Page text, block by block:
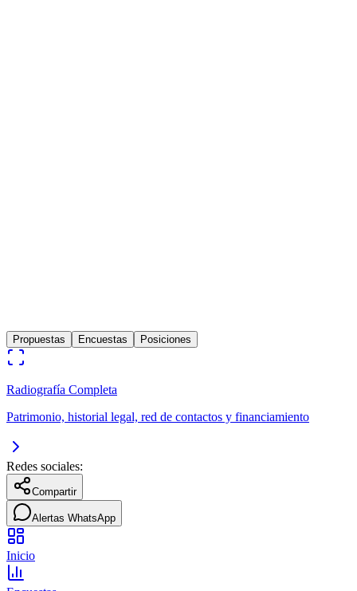
Propuestas Encuestas Posiciones
Radiografía Completa
Patrimonio, historial legal, red de contactos y financiamiento
Redes sociales:
Compartir
Alertas WhatsApp
Inicio